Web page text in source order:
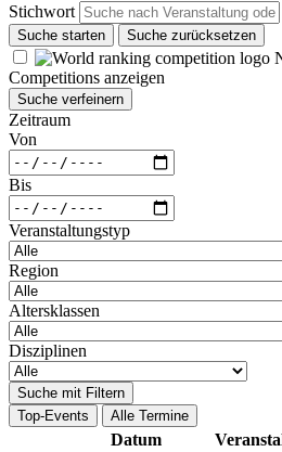
Stichwort
Suche starten Suche zurücksetzen
Competitions anzeigen
Suche verfeinern
Zeitraum
Von
Bis
Veranstaltungstyp
Region
Altersklassen
Disziplinen
Suche mit Filtern
Top-Events
Alle Termine
Datum